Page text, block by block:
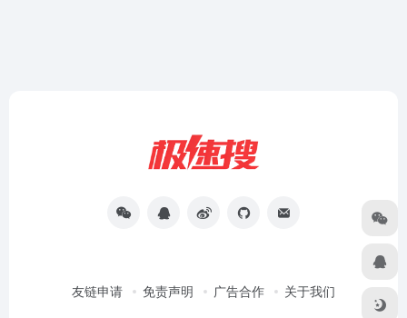
友链申请 免责声明 广告合作 关于我们